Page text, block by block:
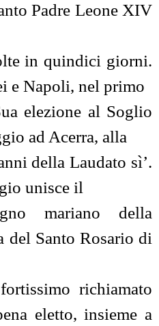
Padre Leone XIV
in quindici giorni.
e Napoli, nel primo
elezione al Soglio
ad Acerra, alla
della Laudato sì’.
unisce il
mariano della
del Santo Rosario di
richiamato
eletto, insieme a